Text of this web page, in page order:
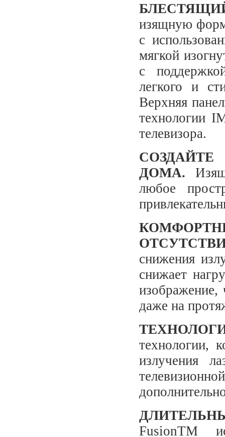
изящную
с
мягкой
с
легкого и
Верхняя
технологии
телевизора.
ДОМА.
любое
снижения
снижает
изображение,
даже на
технологии,
излучения
FusionTM